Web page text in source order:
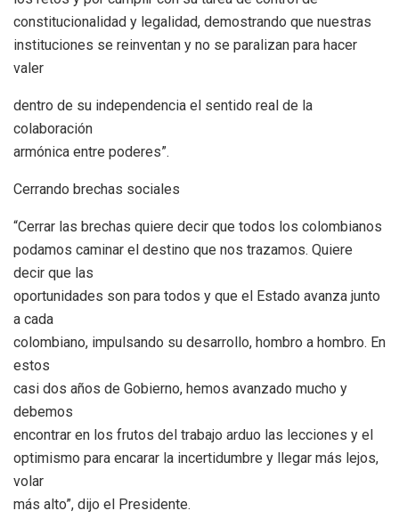
constitucionalidad y legalidad, demostrando que nuestras
instituciones se reinventan y no se paralizan para hacer
valer
dentro de su independencia el sentido real de la
colaboración
armónica entre poderes”.
Cerrando brechas sociales
“Cerrar las brechas quiere decir que todos los colombianos
podamos caminar el destino que nos trazamos. Quiere
decir que las
oportunidades son para todos y que el Estado avanza junto
a cada
colombiano, impulsando su desarrollo, hombro a hombro. En
estos
casi dos años de Gobierno, hemos avanzado mucho y
debemos
encontrar en los frutos del trabajo arduo las lecciones y el
optimismo para encarar la incertidumbre y llegar más lejos,
volar
más alto”, dijo el Presidente.